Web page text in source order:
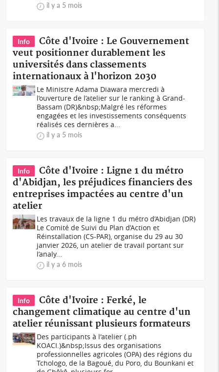
il y a 5 mois
Info
Côte d'Ivoire : Le Gouvernement
veut positionner durablement les
universités dans classements
internationaux à l'horizon 2030
Le Ministre Adama Diawara mercredi à
l’ouverture de l’atelier sur le ranking à Grand-
Bassam (DR)&nbsp;Malgré les réformes
engagées et les investissements conséquents
réalisés ces dernières a...
il y a 5 mois
Info
Côte d'Ivoire : Ligne 1 du métro
d'Abidjan, les préjudices financiers des
entreprises impactées au centre d'un
atelier
Les travaux de la ligne 1 du métro d’Abidjan (DR)
Le Comité de Suivi du Plan d’Action et
Réinstallation (CS-PAR), organise du 29 au 30
janvier 2026, un atelier de travail portant sur
l’analy...
il y a 6 mois
Info
Côte d'Ivoire : Ferké, le
changement climatique au centre d'un
atelier réunissant plusieurs formateurs
Des participants à l'atelier (.ph
KOACI.)&nbsp;Issus des organisations
professionnelles agricoles (OPA) des régions du
Tchologo, de la Bagoué, du Poro, du Bounkani et